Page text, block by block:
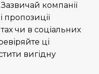
Зазвичай компанії
пропозиції
чи в соціальних
ці
вигідну